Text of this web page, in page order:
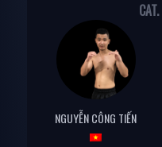
CAT.
NGUYỄN CÔNG TIẾN